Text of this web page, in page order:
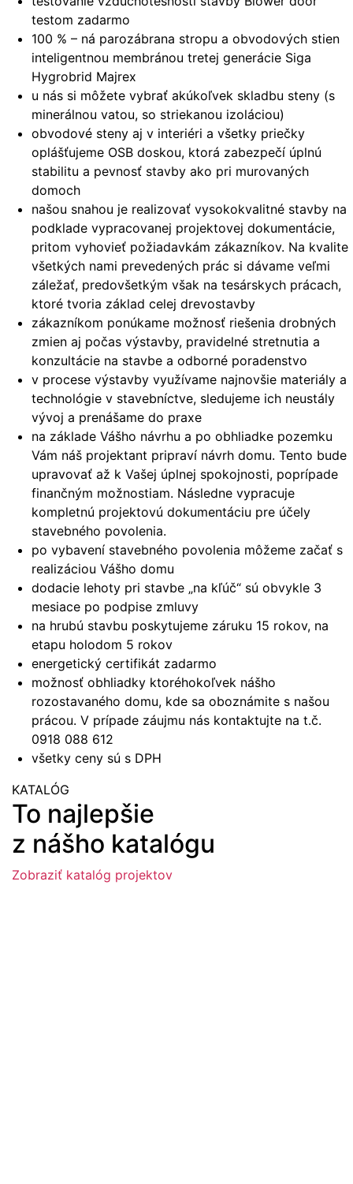
testom zadarmo
100 % – ná parozábrana stropu a obvodových stien
inteligentnou membránou tretej generácie Siga
Hygrobrid Majrex
u nás si môžete vybrať akúkoľvek skladbu steny (s
minerálnou vatou, so striekanou izoláciou)
obvodové steny aj v interiéri a všetky priečky
oplášťujeme OSB doskou, ktorá zabezpečí úplnú
stabilitu a pevnosť stavby ako pri murovaných
domoch
našou snahou je realizovať vysokokvalitné stavby na
podklade vypracovanej projektovej dokumentácie,
pritom vyhovieť požiadavkám zákazníkov. Na kvalite
všetkých nami prevedených prác si dávame veľmi
záležať, predovšetkým však na tesárskych prácach,
ktoré tvoria základ celej drevostavby
zákazníkom ponúkame možnosť riešenia drobných
zmien aj počas výstavby, pravidelné stretnutia a
konzultácie na stavbe a odborné poradenstvo
v procese výstavby využívame najnovšie materiály a
technológie v stavebníctve, sledujeme ich neustály
vývoj a prenášame do praxe
na základe Vášho návrhu a po obhliadke pozemku
Vám náš projektant pripraví návrh domu. Tento bude
upravovať až k Vašej úplnej spokojnosti, poprípade
finančným možnostiam. Následne vypracuje
kompletnú projektovú dokumentáciu pre účely
stavebného povolenia.
po vybavení stavebného povolenia môžeme začať s
realizáciou Vášho domu
dodacie lehoty pri stavbe „na kľúč“ sú obvykle 3
mesiace po podpise zmluvy
na hrubú stavbu poskytujeme záruku 15 rokov, na
etapu holodom 5 rokov
energetický certifikát zadarmo
možnosť obhliadky ktoréhokoľvek nášho
rozostavaného domu, kde sa oboznámite s našou
prácou. V prípade záujmu nás kontaktujte na t.č.
0918 088 612
všetky ceny sú s DPH
KATALÓG
To najlepšie
z nášho katalógu
Zobraziť katalóg projektov